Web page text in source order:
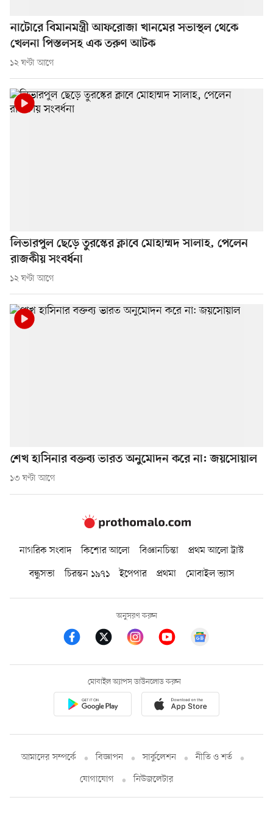
নাটোরে বিমানমন্ত্রী আফরোজা খানমের সভাস্থল থেকে
খেলনা পিস্তলসহ এক তরুণ আটক
১২ ঘণ্টা আগে
লিভারপুল ছেড়ে তুরস্কের ক্লাবে মোহাম্মদ সালাহ, পেলেন
রাজকীয় সংবর্ধনা
১২ ঘণ্টা আগে
শেখ হাসিনার বক্তব্য ভারত অনুমোদন করে না: জয়সোয়াল
১৩ ঘণ্টা আগে
নাগরিক সংবাদ কিশোর আলো বিজ্ঞানচিন্তা
প্রথম আলো ট্রাস্ট
বন্ধুসভা
চিরন্তন ১৯৭১ ইপেপার প্রথমা মোবাইল ভ্যাস
অনুসরণ করুন
মোবাইল অ্যাপস ডাউনলোড করুন
আমাদের সম্পর্কে বিজ্ঞাপন সার্কুলেশন
নীতি ও শর্ত
যোগাযোগ
নিউজলেটার